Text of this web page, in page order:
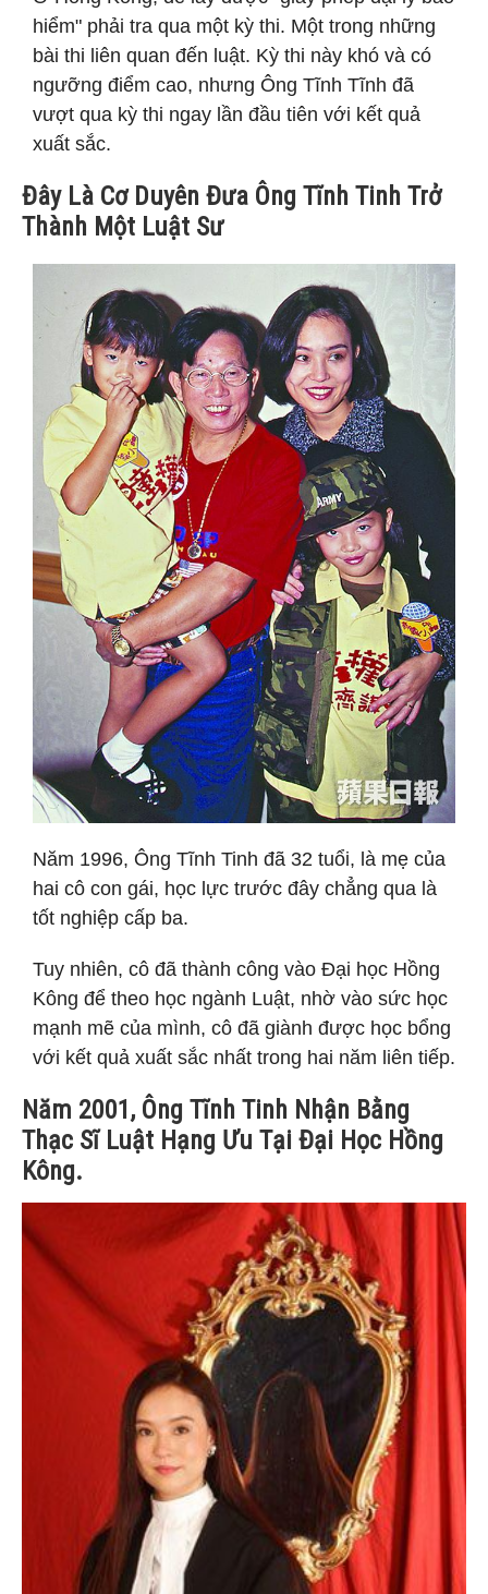
hiểm" phải tra qua một kỳ thi. Một trong những
bài thi liên quan đến luật. Kỳ thi này khó và có
ngưỡng điểm cao, nhưng Ông Tĩnh Tĩnh đã
vượt qua kỳ thi ngay lần đầu tiên với kết quả
xuất sắc.
Đây Là Cơ Duyên Đưa Ông Tĩnh Tinh Trở
Thành Một Luật Sư
Năm 1996, Ông Tĩnh Tinh đã 32 tuổi, là mẹ của
hai cô con gái, học lực trước đây chẳng qua là
tốt nghiệp cấp ba.
Tuy nhiên, cô đã thành công vào Đại học Hồng
Kông để theo học ngành Luật, nhờ vào sức học
mạnh mẽ của mình, cô đã giành được học bổng
với kết quả xuất sắc nhất trong hai năm liên tiếp.
Năm 2001, Ông Tĩnh Tinh Nhận Bằng
Thạc Sĩ Luật Hạng Ưu Tại Đại Học Hồng
Kông.